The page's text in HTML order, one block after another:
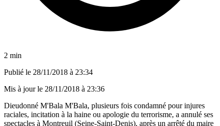
2 min
Publié le 28/11/2018 à 23:34
Mis à jour le 28/11/2018 à 23:36
Dieudonné M'Bala M'Bala, plusieurs fois condamné pour injures
raciales, incitation à la haine ou apologie du terrorisme, a annulé ses
spectacles à Montreuil (Seine-Saint-Denis), après un arrêté du maire